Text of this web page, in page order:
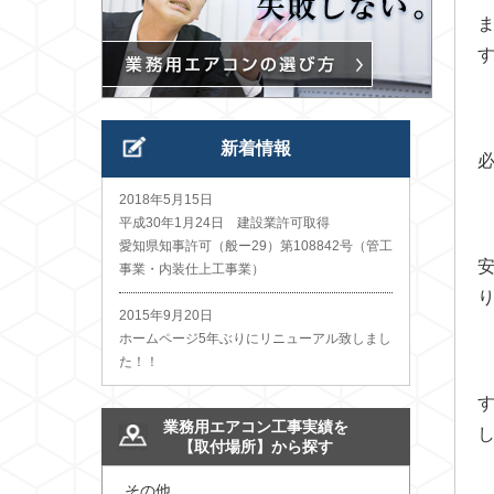
新着情報
2018年5月15日
平成30年1月24日 建設業許可取得
愛知県知事許可（般ー29）第108842号（管工
事業・内装仕上工事業）
2015年9月20日
ホームページ5年ぶりにリニューアル致しまし
た！！
業務用エアコン工事実績を
【取付場所】から探す